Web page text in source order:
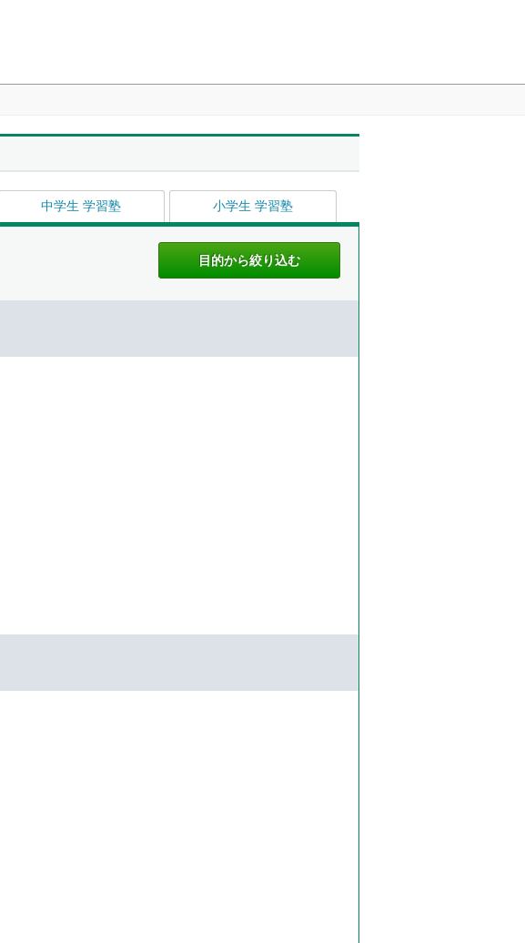
中学生 学習塾 小学生 学習塾